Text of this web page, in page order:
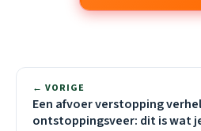
← VORIGE
Een afvoer verstopping
ontstoppingsveer: dit is wat